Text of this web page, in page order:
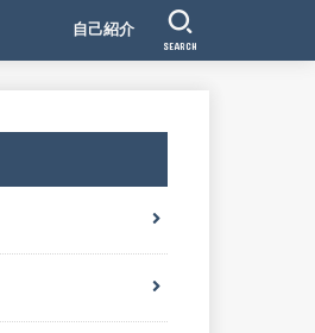
自己紹介
SEARCH